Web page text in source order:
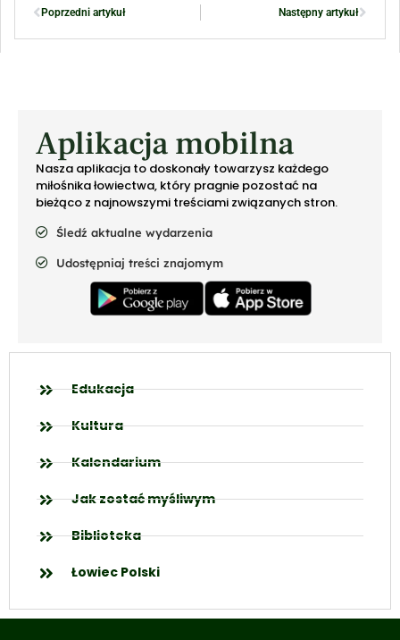
Poprzedni artykuł Następny artykuł
Aplikacja mobilna
Nasza aplikacja to doskonały towarzysz każdego
miłośnika łowiectwa, który pragnie pozostać na
bieżąco z najnowszymi treściami związanych stron.
Śledź aktualne wydarzenia
Udostępniaj treści znajomym
Edukacja
Kultura
Kalendarium
Jak zostać myśliwym
Biblioteka
Łowiec Polski